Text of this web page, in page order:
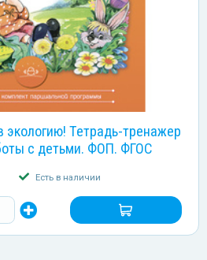
Тетрадь-тренажер
с детьми. ФОП. ФГОС
Есть в наличии